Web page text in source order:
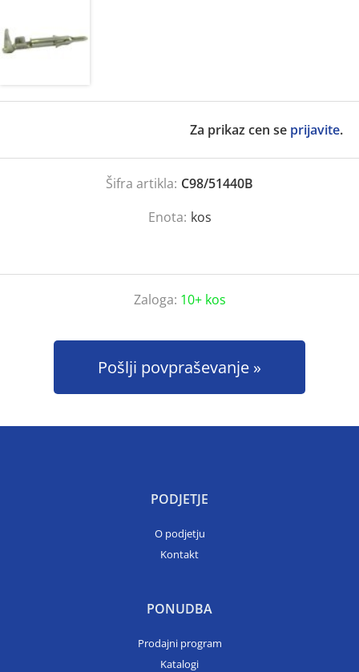
Za prikaz cen se prijavite.
Šifra artikla: C98/51440B
Enota: kos
Zaloga: 10+ kos
Pošlji povpraševanje
PODJETJE
O podjetju
Kontakt
PONUDBA
Prodajni program
Katalogi